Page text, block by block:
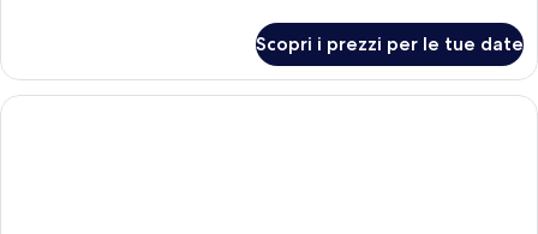
King
Room
Scopri i prezzi per le tue date